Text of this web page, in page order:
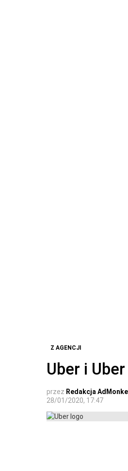
Z AGENCJI
Uber i
przez Redakcja
28/01/2020, 17:47